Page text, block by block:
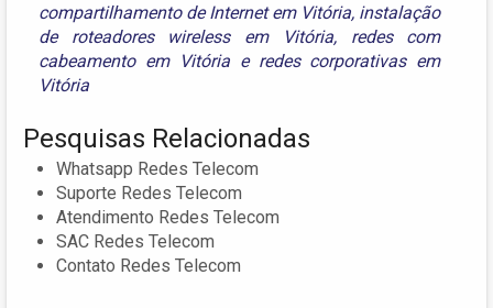
compartilhamento de Internet em Vitória, instalação
de roteadores wireless em Vitória, redes com
cabeamento em Vitóriae redes corporativas em
Vitória
Pesquisas Relacionadas
Whatsapp Redes Telecom
Suporte Redes Telecom
Atendimento Redes Telecom
SAC Redes Telecom
Contato Redes Telecom